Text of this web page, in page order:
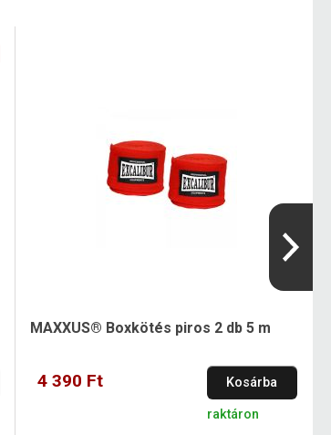
MAXXUS® Boxkötés piros 2 db 5 m
4 390 Ft Kosárba
raktáron